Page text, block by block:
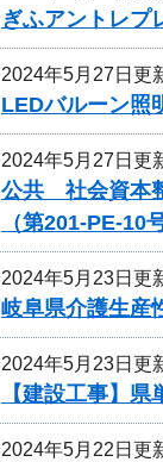
ぎふアントレプ
2024年5月27日更
LEDバルーン照
2024年5月27日更
公共 社会資本
（第201-PE-10
2024年5月23日更
岐阜県介護生産
2024年5月23日更
【建設工事】
2024年5月22日更